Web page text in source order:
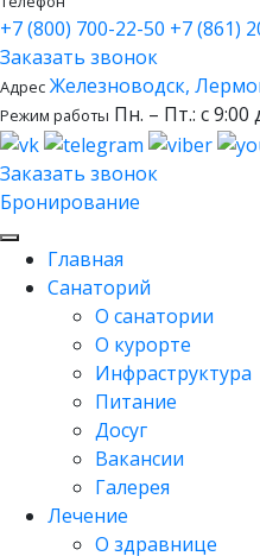
+7 (800) 700-22-50 +7 (861)
Заказать звонок
Адрес Железноводск,
Режим работы Пн. – Пт.: с 9:00
Заказать звонок
Бронирование
Главная
Санаторий
О санатории
О курорте
Инфраструктура
Питание
Досуг
Вакансии
Галерея
Лечение
О здравнице